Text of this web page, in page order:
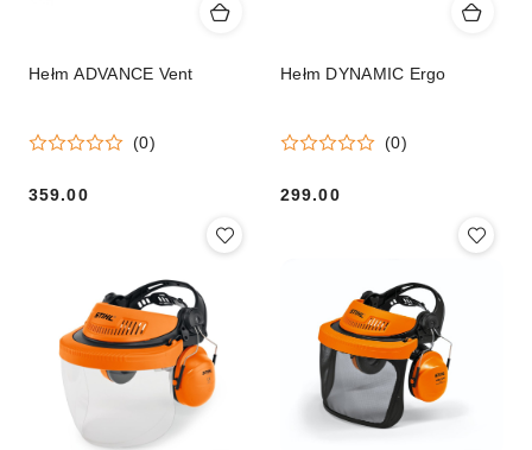
Hełm ADVANCE Vent
(0)
359.00
Hełm DYNAMIC Ergo
(0)
299.00